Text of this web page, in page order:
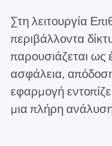
Στη λειτουργία
περιβάλλοντα
παρουσιάζεται ως
ασφάλεια,
εφαρμογή
μια πλήρη